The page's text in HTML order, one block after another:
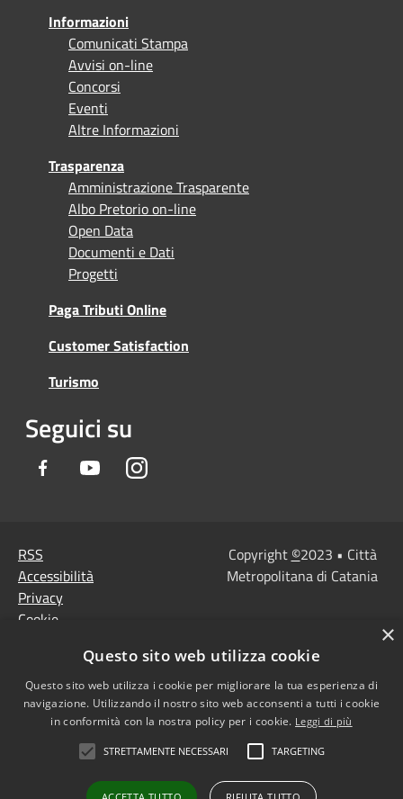
Informazioni
Comunicati Stampa
Avvisi on-line
Concorsi
Eventi
Altre Informazioni
Trasparenza
Amministrazione Trasparente
Albo Pretorio on-line
Open Data
Documenti e Dati
Progetti
Paga Tributi Online
Customer Satisfaction
Turismo
Seguici su
Facebook YoutubeInstagram
RSS
Accessibilità
Privacy
Cookie
Note Legali
Agenzia per l'Italia
digitale
accessibilità
Dichiarazione di
Copyright ©2023 • Città
Metropolitana di Catania
×
Questo sito web utilizza cookie
Questo sito web utilizza i cookie per migliorare la tua esperienza di
navigazione. Utilizzando il nostro sito web acconsenti a tutti i cookie
in conformità con la nostra policy per i cookie. Leggi di più
STRETTAMENTE NECESSARI TARGETING